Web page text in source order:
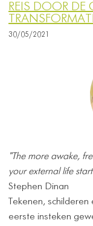
REIS DOOR DE
30/05/2021
"The more awake,
your external life
Stephen Dinan
Tekenen,
eerste insteken